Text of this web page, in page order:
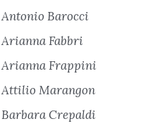
Antonio Barocci
Arianna Fabbri
Arianna Frappini
Attilio Marangon
Barbara Crepaldi